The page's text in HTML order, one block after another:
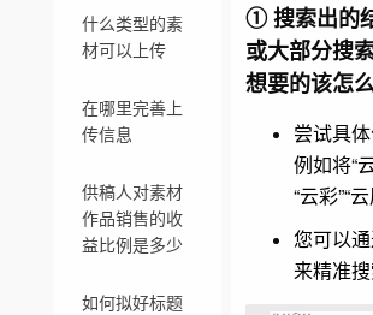
什么类型的素
材可以上传
在哪里完善上
传信息
供稿人对素材
作品销售的收
益比例是多少
如何拟好标题
① 搜索出的
或大部分搜
想要的该怎
尝试具体
例如将“
“云彩”“
您可以
来精准